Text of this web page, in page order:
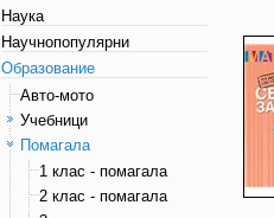
Наука
Научнопопулярни
Образование
Авто-мото
Учебници
Помагала
1 клас - помагала
2 клас - помагала